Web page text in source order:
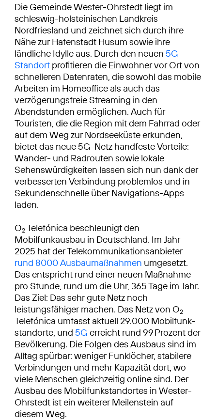
Die Gemeinde Wester-Ohrstedt liegt im
schleswig-holsteinischen Landkreis
Nordfriesland und zeichnet sich durch ihre
Nähe zur Hafenstadt Husum sowie ihre
ländliche Idylle aus. Durch den neuen 5G-
Standort profitieren die Einwohner vor Ort von
schnelleren Datenraten, die sowohl das mobile
Arbeiten im Homeoffice als auch das
verzögerungsfreie Streaming in den
Abendstunden ermöglichen. Auch für
Touristen, die die Region mit dem Fahrrad oder
auf dem Weg zur Nordseeküste erkunden,
bietet das neue 5G-Netz handfeste Vorteile:
Wander- und Radrouten sowie lokale
Sehenswürdigkeiten lassen sich nun dank der
verbesserten Verbindung problemlos und in
Sekundenschnelle über Navigations-Apps
laden.
O2Telefónica beschleunigt den
Mobilfunkausbau in Deutschland. Im Jahr
2025 hat der Telekommunikationsanbieter
rund 8000 Ausbaumaßnahmen umgesetzt.
Das entspricht rund einer neuen Maßnahme
pro Stunde, rund um die Uhr, 365 Tage im Jahr.
Das Ziel: Das sehr gute Netz noch
leistungsfähiger machen. Das Netz von O2
Telefónica umfasst aktuell 29.000 Mobilfunk­
standorte, und 5G erreicht rund 99 Prozent der
Bevölkerung. Die Folgen des Ausbaus sind im
Alltag spürbar: weniger Funklöcher, stabilere
Verbindungen und mehr Kapazität dort, wo
viele Menschen gleichzeitig online sind. Der
Ausbau des Mobilfunkstandortes in Wester-
Ohrstedt ist ein weiterer Meilenstein auf
diesem Weg.